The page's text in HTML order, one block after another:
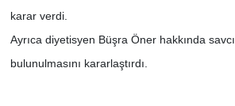
karar verdi.
Ayrıca diyetisyen Büşra Öner hakkında
bulunulmasını kararlaştırdı.